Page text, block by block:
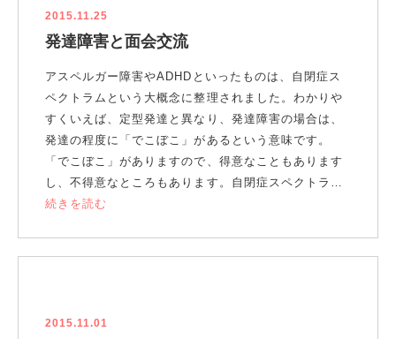
2015.11.25
発達障害と面会交流
アスペルガー障害やADHDといったものは、自閉症ス
ペクトラムという大概念に整理されました。わかりや
すくいえば、定型発達と異なり、発達障害の場合は、
発達の程度に「でこぼこ」があるという意味です。
「でこぼこ」がありますので、得意なこともあります
し、不得意なところもあります。自閉症スペクトラ…
続きを読む
2015.11.01